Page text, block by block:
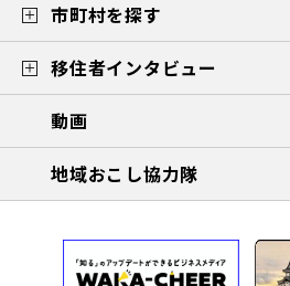
市町村を探す
移住者インタビュー
動画
地域おこし協力隊